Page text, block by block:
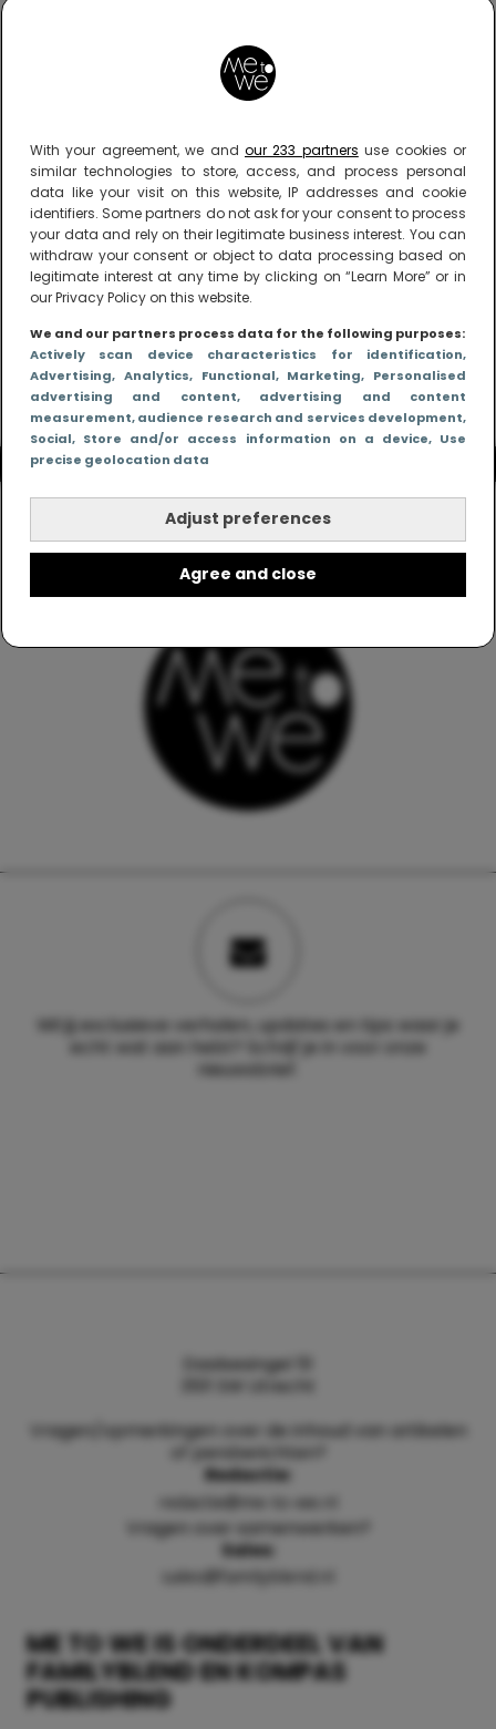
With your agreement, we and our 233 partners use cookies or
similar technologies to store, access, and process personal
data like your visit on this website, IP addresses and cookie
identifiers. Some partners do not ask for your consent to process
your data and rely on their legitimate business interest. You can
withdraw your consent or object to data processing based on
legitimate interest at any time by clicking on “Learn More” or in
our Privacy Policy on this website.
We and our partners process data for the following purposes:
Actively scan device characteristics for identification,
Advertising, Analytics, Functional, Marketing, Personalised
advertising and content, advertising and content
measurement, audience research and services development,
Social, Store and/or access information on a device, Use
precise geolocation data
Adjust preferences
Agree and close
zonder filter. Gewoon, hoe het leven er aan toe
gaat met en naast een (eenouder)gezin. Dus
gegarandeerd een rommelig huis, schuimbekkende
peuters en boze kleuters achter het behang.
Wil jij exclusieve verhalen, updates en tips waar je
echt wat aan hebt? Schrijf je in voor onze
nieuwsbrief.
ME TO WE IS ONDERDEEL VAN
FAMILYBLEND EN KOMPAS
PUBLISHING
Daalsesingel 51
3511 SW Utrecht
Vragen/opmerkingen over de inhoud van artikelen
of persberichten?
Redactie:
redactie@me-to-we.nl
Vragen over samenwerken?
Sales:
sales@familyblend.nl